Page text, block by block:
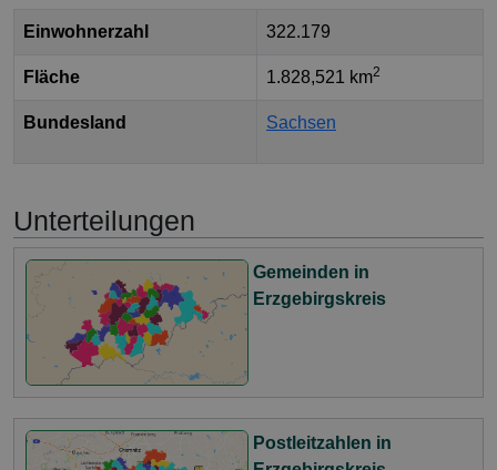
Einwohnerzahl 322.179
Fläche 1.828,521 km2
Bundesland Sachsen
Unterteilungen
Gemeinden in
Erzgebirgskreis
Postleitzahlen in